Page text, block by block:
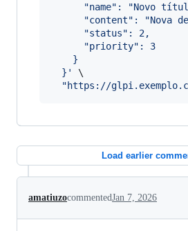
"name": "Novo
"content": "Nova
      "status": 2,
      "priority": 3
    }
  }
'
\
"https://
Load earlier
amatiuzocommentedJan 7, 2026